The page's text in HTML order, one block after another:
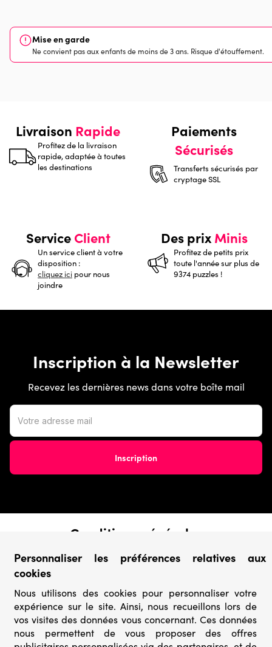
Mise en garde
Ne convient pas aux enfants de moins de 3 ans. Risque d'étouffement.
Livraison Rapide
Profitez de la livraison
rapide, adaptée à toutes
les destinations
Paiements
Sécurisés
Transferts sécurisés par
cryptage SSL
ServiceClient
Un service client à votre
disposition :
cliquez ici pour nous
joindre
Des prixMinis
Profitez de petits prix
toute l'année sur plus de
9374 puzzles !
Inscription à la Newsletter
Recevez les dernières news dans votre boîte mail
Conditions générales
› Conditions de vente
› Conditions d’utilisation
› Confidentialité & Protection des Données
› Informations légales
Catégories
› Marques
Personnaliser les préférences relatives aux
cookies
Nous utilisons des cookies pour personnaliser votre
expérience sur le site. Ainsi, nous recueillons lors de
vos visites des données vous concernant. Ces données
nous permettent de vous proposer des offres